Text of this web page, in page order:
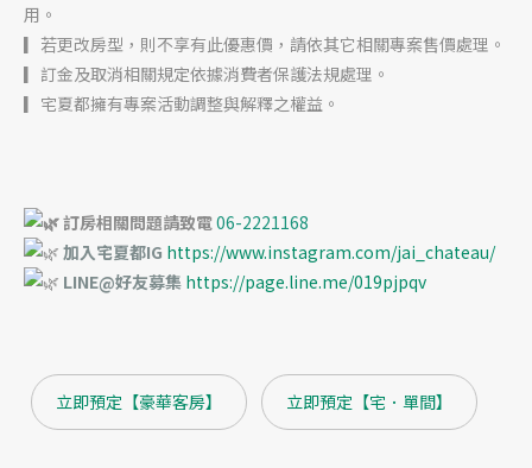
用。
▎若更改房型，則不享有此優惠價，請依其它相關專案售價處理。
▎訂金及取消相關規定依據消費者保護法規處理。
▎宅夏都擁有專案活動調整與解釋之權益。
訂房相關問題請致電 06-2221168
加入宅夏都IG https://www.instagram.com/jai_chateau/
LINE@好友募集 https://page.line.me/019pjpqv
立即預定【豪華客房】 立即預定【宅．單間】